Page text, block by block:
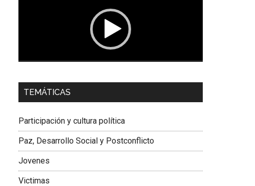
Dra. Carolina Corcho Mejía,
Latinoamericana Sur, Vicepresidenta Federación
TEMÁTICAS
Participación y cultura política
Paz, Desarrollo Social y Postconflicto
Jovenes
Victimas